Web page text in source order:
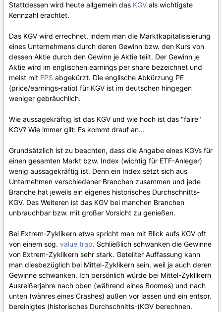
Stattdessen wird heute allgemein das KGV als wichtigste
Kennzahl erachtet.
Das KGV wird errechnet, indem man die Marktkapitalisisierung
eines Unternehmens durch deren Gewinn bzw. den Kurs von
dessen Aktie durch den Gewinn je Aktie teilt. Der Gewinn je
Aktie wird im englischen earnings per share bezeichnet und
meist mit EPS abgekürzt. Die englische Abkürzung PE
(price/earnings-ratio) für KGV ist im deutschen hingegen
weniger gebräuchlich.
Wie aussagekräftig ist das KGV und wie hoch ist das "faire"
KGV? Wie immer gilt: Es kommt drauf an...
Grundsätzlich ist zu beachten, dass die Angabe eines KGVs für
einen gesamten Markt bzw. Index (wichtig für ETF-Anleger)
wenig aussagekräftig ist. Denn ein Index setzt sich aus
Unternehmen verschiedener Branchen zusammen und jede
Branche hat jeweils ein eigenes historisches Durchschnitts-
KGV. Des Weiteren ist das KGV bei manchen Branchen
unbrauchbar bzw. mit großer Vorsicht zu genießen.
Bei Extrem-Zyklikern etwa spricht man mit Blick aufs KGV oft
von einem sog. value trap. Schließlich schwanken die Gewinne
von Extrem-Zyklikern sehr stark. Geteilter Auffassung kann
man diesbezüglich bei Mittel-Zyklikern sein, weil ja auch deren
Gewinne schwanken. Ich persönlich würde bei Mittel-Zyklikern
Ausreißerjahre nach oben (während eines Boomes) und nach
unten (währes eines Crashes) außen vor lassen und ein entspr.
bereinigtes (historisches Durchschnitts-)KGV berechnen.